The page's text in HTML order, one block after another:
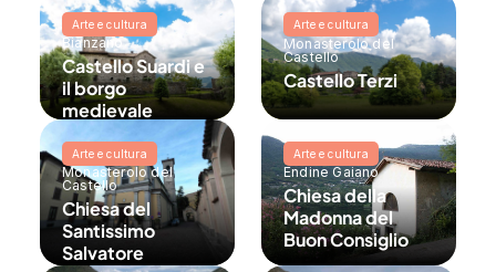
Arte e cultura
Bianzano
Castello Suardi e
il borgo
medievale
Arte e cultura
Monasterolo del
Castello
Castello Terzi
Arte e cultura
Monasterolo del
Castello
Chiesa del
Santissimo
Salvatore
Arte e cultura
Endine Gaiano
Chiesa della
Madonna del
Buon Consiglio